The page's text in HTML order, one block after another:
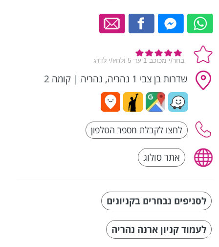
שדרות בן צבי 1 נהריה, נהריה | קומה 2
אתר סולוג
לסניפים נבחרים בקניונים
לעמוד קניון ארנה נהריה